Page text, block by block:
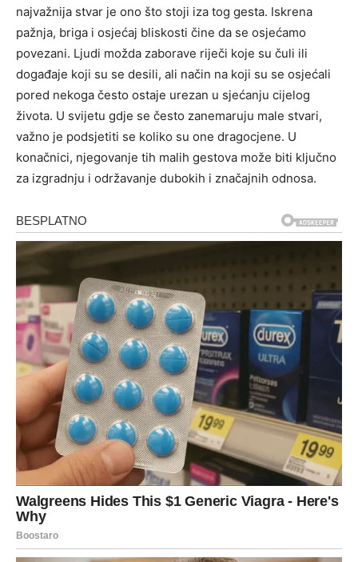
najvažnija stvar je ono što stoji iza tog gesta. Iskrena
pažnja, briga i osjećaj bliskosti čine da se osjećamo
povezani. Ljudi možda zaborave riječi koje su čuli ili
događaje koji su se desili, ali način na koji su se osjećali
pored nekoga često ostaje urezan u sjećanju cijelog
života. U svijetu gdje se često zanemaruju male stvari,
važno je podsjetiti se koliko su one dragocjene. U
konačnici, njegovanje tih malih gestova može biti ključno
za izgradnju i održavanje dubokih i značajnih odnosa.